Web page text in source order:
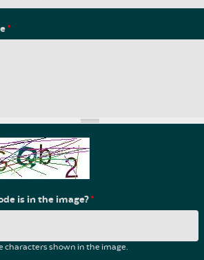
*
is in the image?*
characters shown in the image.